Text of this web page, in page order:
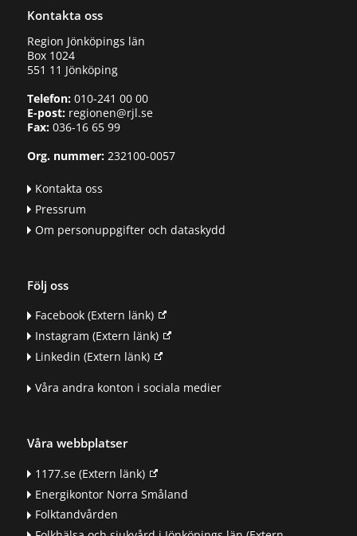
Kontakta oss
Region Jönköpings län
Box 1024
551 11 Jönköping
Telefon:010-241 00 00
E-post:regionen@rjl.se
Fax: 036-16 65 99
Org. nummer:232100-0057
Kontakta oss
Pressrum
Om personuppgifter och dataskydd
Följ oss
Facebook(Extern länk)
Instagram (Extern länk)
Linkedin (Extern länk)
Våra andra konton i sociala medier
Våra webbplatser
1177.se(Extern länk)
Energikontor Norra Småland
Folktandvården